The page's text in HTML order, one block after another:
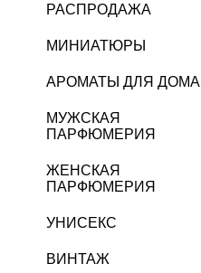
РАСПРОДАЖА
МИНИАТЮРЫ
АРОМАТЫ ДЛЯ ДОМА
МУЖСКАЯ
ПАРФЮМЕРИЯ
ЖЕНСКАЯ
ПАРФЮМЕРИЯ
УНИСЕКС
ВИНТАЖ